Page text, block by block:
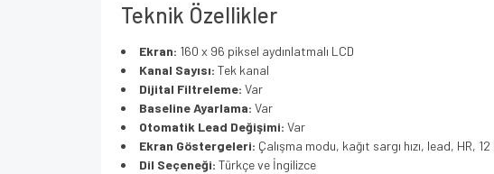
Teknik Özellikler
Ekran: 160 x 96 piksel aydınlatmalı LCD
Kanal Sayısı: Tek kanal
Dijital Filtreleme: Var
Baseline Ayarlama: Var
Otomatik Lead Değişimi: Var
Ekran Göstergeleri: Çalışma modu, kağıt sargı hızı, lead, HR,
Dil Seçeneği: Türkçe ve İngilizce